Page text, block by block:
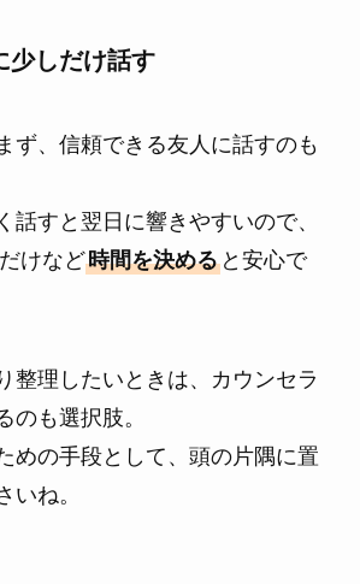
少しだけ話す
ず、信頼できる友人に話すのも
話すと翌日に響きやすいので、
けなど時間を決めると安心で
整理したいときは、カウンセラ
のも選択肢。
めの手段として、頭の片隅に置
いね。